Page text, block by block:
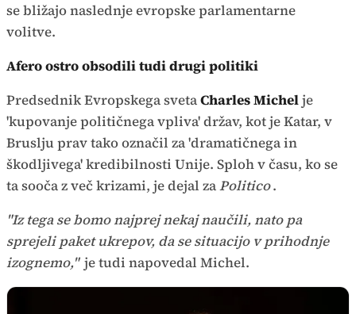
se bližajo naslednje evropske parlamentarne
volitve.
Afero ostro obsodili tudi drugi politiki
Predsednik Evropskega svetaCharles Michelje
'kupovanje političnega vpliva' držav, kot je Katar, v
Bruslju prav tako označil za 'dramatičnega in
škodljivega' kredibilnosti Unije. Sploh v času, ko se
ta sooča z več krizami, je dejal zaPolitico.
"Iz tega se bomo najprej nekaj naučili, nato pa
sprejeli paket ukrepov, da se situacijo v prihodnje
izognemo," je tudi napovedal Michel.